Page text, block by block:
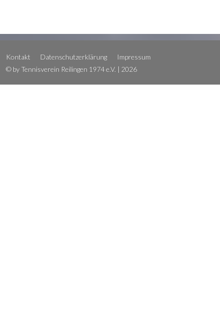
Kontakt Datenschutzerklärung
Impressum
© by Tennisverein Reilingen 1974 e.V. | 2026